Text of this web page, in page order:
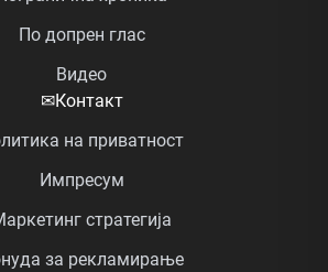
По допрен глас
Видео
✉Контакт
на приватност
Импресум
стратегија
за рекламирање